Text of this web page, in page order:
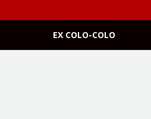
EX COLO-COLO